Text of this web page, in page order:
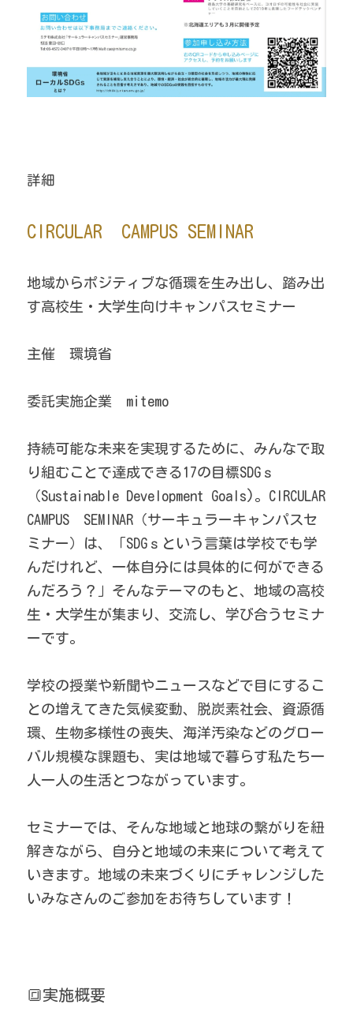
詳細
CIRCULAR　CAMPUS SEMINAR
地域からポジティブな循環を生み出し、踏み出
す高校生・大学生向けキャンパスセミナー
主催　環境省
委託実施企業　mitemo
持続可能な未来を実現するために、みんなで取
り組むことで達成できる17の目標SDGｓ
（Sustainable Development Goals)。CIRCULAR
CAMPUS　SEMINAR（サーキュラーキャンパスセ
ミナー）は、「SDGｓという言葉は学校でも学
んだけれど、一体自分には具体的に何ができる
んだろう？」そんなテーマのもと、地域の高校
生・大学生が集まり、交流し、学び合うセミナ
ーです。
学校の授業や新聞やニュースなどで目にするこ
との増えてきた気候変動、脱炭素社会、資源循
環、生物多様性の喪失、海洋汚染などのグロー
バル規模な課題も、実は地域で暮らす私たち一
人一人の生活とつながっています。
セミナーでは、そんな地域と地球の繋がりを紐
解きながら、自分と地域の未来について考えて
いきます。地域の未来づくりにチャレンジした
いみなさんのご参加をお待ちしています！
🔳実施概要